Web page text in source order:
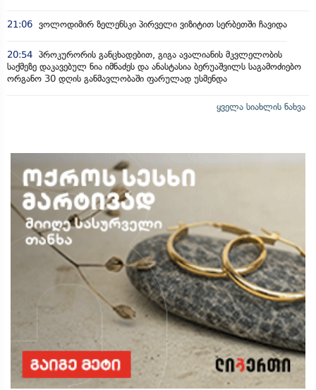
21:06 ვოლოდიმირ ზელენსკი პირველი ვიზიტით სერბეთში ჩავიდა
20:54 პროკურორის განცხადებით, გიგა ავალიანის მკვლელობის
საქმეზე დაკავებულ ნია იმნაძეს და ანასტასია ბერუაშვილს საგამოძიებო
ორგანო 30 დღის განმავლობაში ფარულად უსმენდა
ყველა სიახლის ნახვა